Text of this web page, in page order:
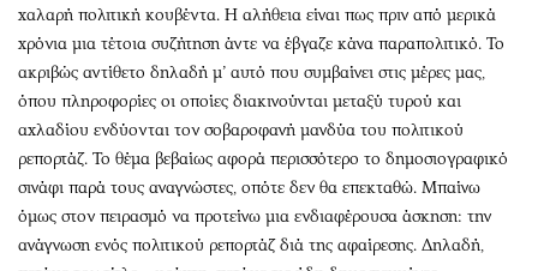
Αγορές
Money Review
AstroBank Properties
Trends
Ενέργεια
Ναυτιλία
Περιβάλλον
Ελλάδα
Αναδρομές
Πρόσωπα
Περιβάλλον
Good Life
Γυναίκα
Showbiz
Ταξίδια
Συνταγές
χαλαρή πολιτική κουβέντα. Η αλήθεια είναι πως πριν από μερικά
χρόνια μια τέτοια συζήτηση άντε να έβγαζε κάνα παραπολιτικό. Το
ακριβώς αντίθετο δηλαδή μ’ αυτό που συμβαίνει στις μέρες μας,
όπου πληροφορίες οι οποίες διακινούνται μεταξύ τυρού και
αχλαδίου ενδύονται τον σοβαροφανή μανδύα του πολιτικού
ρεπορτάζ. Το θέμα βεβαίως αφορά περισσότερο το δημοσιογραφικό
σινάφι παρά τους αναγνώστες, οπότε δεν θα επεκταθώ. Μπαίνω
όμως στον πειρασμό να προτείνω μια ενδιαφέρουσα άσκηση: την
ανάγνωση ενός πολιτικού ρεπορτάζ διά της αφαίρεσης. Δηλαδή,